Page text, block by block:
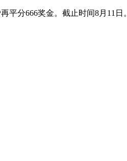
平分666奖金。截止时间8月11